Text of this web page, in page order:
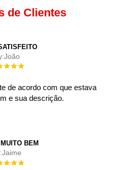
de Clientes
João
de acordo com que estava
e sua descrição.
BEM
Jaime